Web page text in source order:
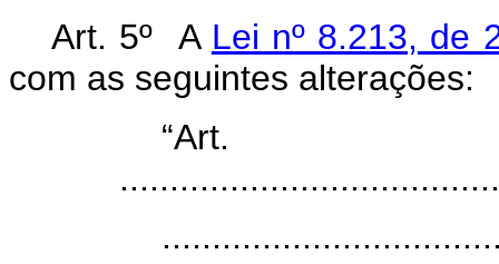
Art. 5º A Lei nº 8.213, de
com as seguintes alterações: